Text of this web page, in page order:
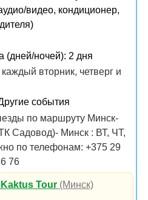
видео, кондиционер,
(дней/ночей): 2 дня
вторник, четверг и
события
по маршруту Минск-
Садовод)- Минск : ВТ, ЧТ,
по телефонам: +375 29
76
Kaktus Tour (Минск)